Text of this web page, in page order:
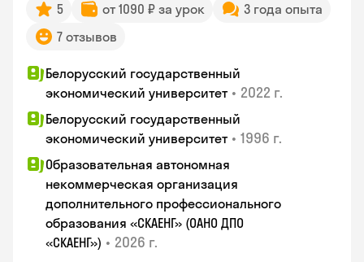
5 от 1090 ₽ за урок
3 года опыта
7 отзывов
Белорусский государственный
экономический университет • 2022 г.
Белорусский государственный
экономический университет • 1996 г.
Образовательная автономная
некоммерческая организация
дополнительного профессионального
образования «СКАЕНГ» (ОАНО ДПО
«СКАЕНГ») • 2026 г.